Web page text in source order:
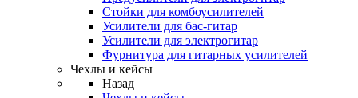
Стойки для комбоусилителей
Усилители для бас-гитар
Усилители для электрогитар
Фурнитура для гитарных усилителей
Чехлы и кейсы
Назад